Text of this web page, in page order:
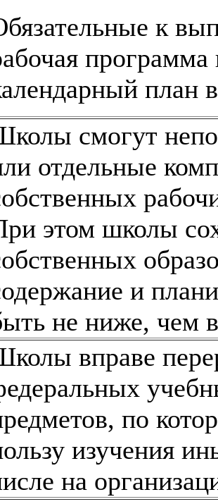
к
план
смогут
отдельные
этом школы
и
не ниже,
вправе
по
изучения
на